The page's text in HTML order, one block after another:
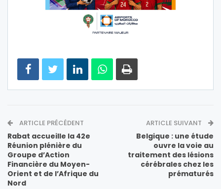
ARTICLE PRÉCÉDENT
Rabat accueille la 42e
Réunion plénière du
Groupe d’Action
Financière du Moyen-
Orient et de l’Afrique du
Nord
ARTICLE SUIVANT
Belgique : une étude
ouvre la voie au
traitement des lésions
cérébrales chez les
prématurés